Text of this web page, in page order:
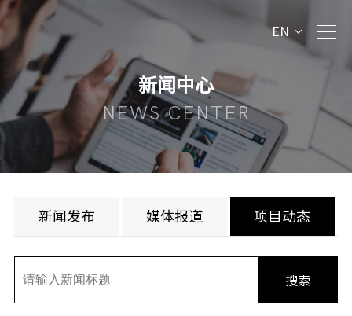
EN
新闻中心
NEWS CENTER
新闻发布 媒体报道 项目动态
搜索